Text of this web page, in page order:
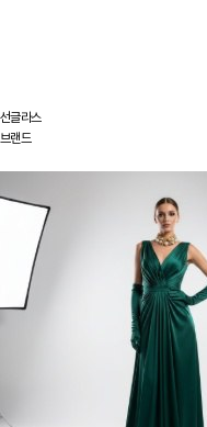
선글라스
브랜드